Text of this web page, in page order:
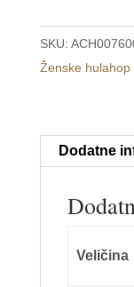
čarape
univerzalna
količina
SKU:
Ženske hulahop
Dodatne
Veličina